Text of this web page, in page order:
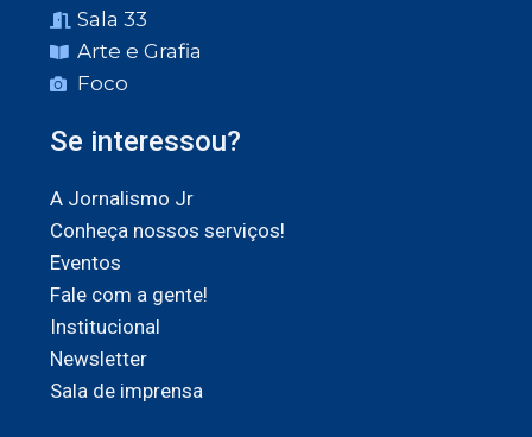
Sala 33
Arte e Grafia
Foco
Se interessou?
A Jornalismo Jr
Conheça nossos serviços!
Eventos
Fale com a gente!
Institucional
Newsletter
Sala de imprensa